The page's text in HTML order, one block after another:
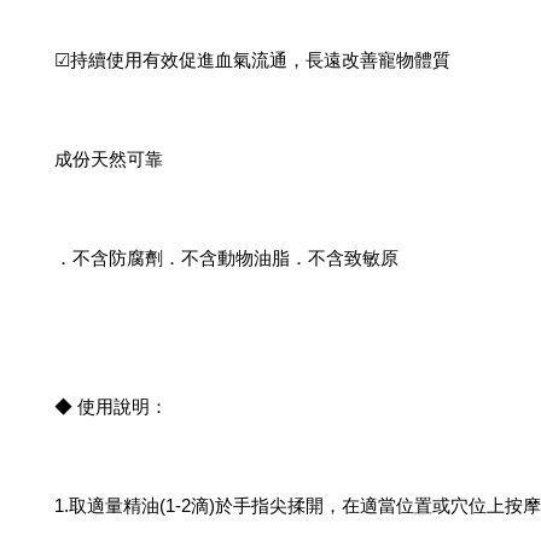
☑持續使用有效促進血氣流通，長遠改善寵物體質
成份天然可靠
．不含防腐劑．不含動物油脂．不含致敏原
◆ 使用說明：
1.取適量精油(1-2滴)於手指尖揉開，在適當位置或穴位上按